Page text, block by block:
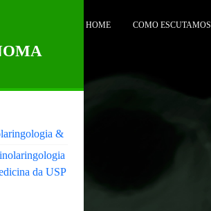
&
da USP
HOME COMO ESCUTAMOS